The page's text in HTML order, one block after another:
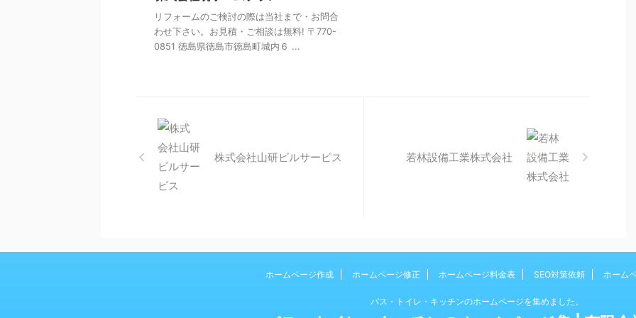
リフォームのご検討の際は当社まで・お問合
わせ下さい。お見積・ご相談は無料! 〒770-
0851 徳島県徳島市徳島町城内６ ...
株式会社山研ビルサービス 若林設備工業株式会社
ホームページ作成 ホームページ修正 ホームページ料金表 SEO対策依頼 ホーム
バス・トイレ・キッチンのホームページを集めました。